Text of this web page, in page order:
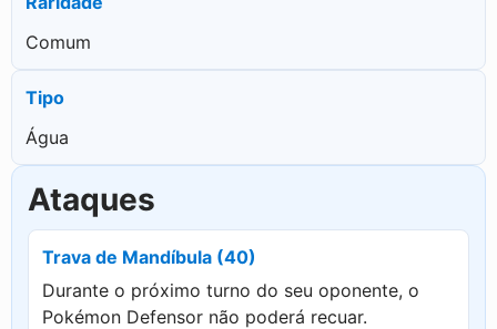
Comum
Tipo
Água
Ataques
Trava de Mandíbula (40)
Durante o próximo turno do seu oponente, o
Pokémon Defensor não poderá recuar.